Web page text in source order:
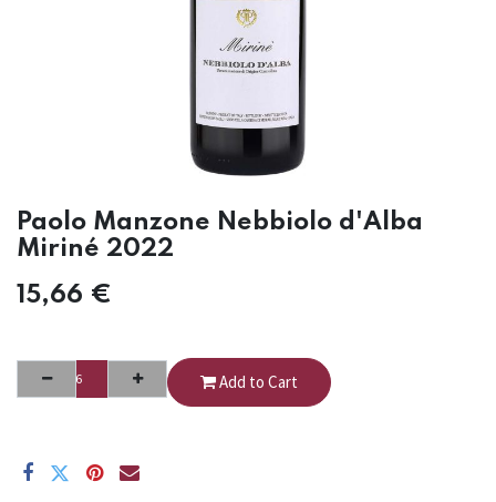
Paolo Manzone Nebbiolo d'Alba
Miriné 2022
15,66 €
Add to Cart